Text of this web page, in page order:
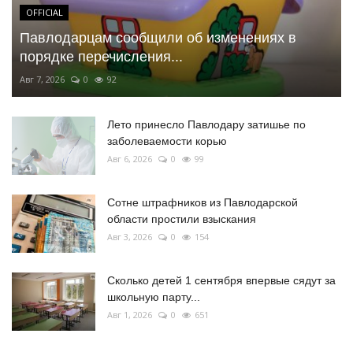
OFFICIAL
Павлодарцам сообщили об изменениях в
порядке перечисления...
Авг 7, 2026 0 92
Лето принесло Павлодару затишье по
заболеваемости корью
Авг 6, 2026 0 99
Сотне штрафников из Павлодарской
области простили взыскания
Авг 3, 2026 0 154
Сколько детей 1 сентября впервые сядут за
школьную парту...
Авг 1, 2026 0 651